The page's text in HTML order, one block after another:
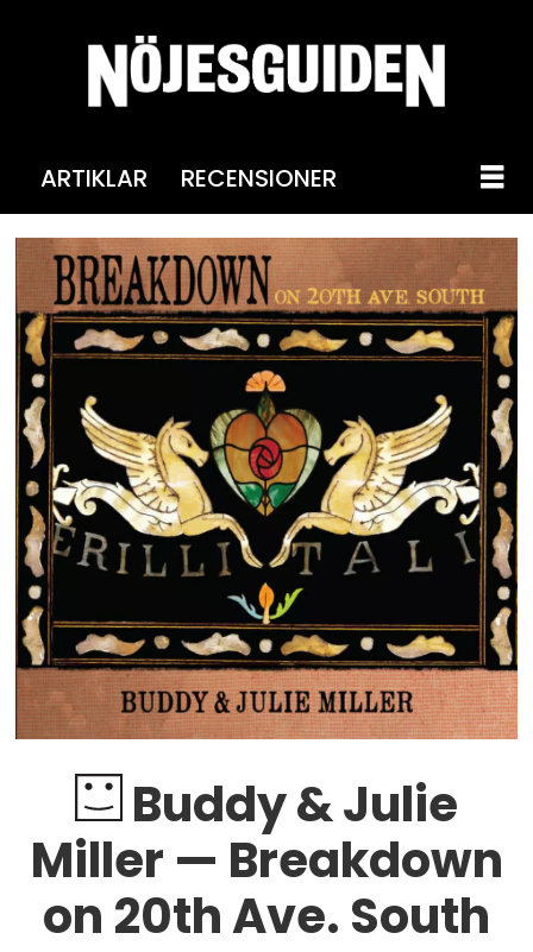
ARTIKLAR RECENSIONER
Buddy & Julie
Miller — Breakdown
on 20th Ave. South